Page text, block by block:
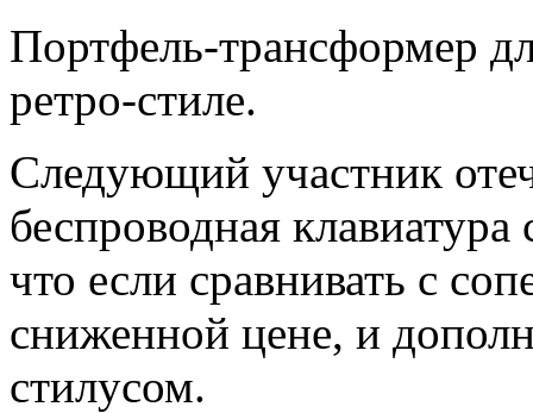
Портфель-трансформер
ретро-стиле.
Следующий участник
беспроводная
что если сравнивать с
сниженной цене, и
стилусом.